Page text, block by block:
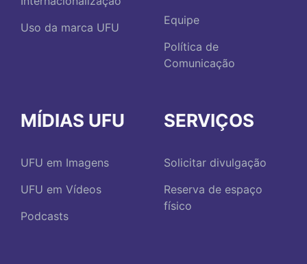
Uso da marca UFU
Equipe
Política de
Comunicação
MÍDIAS UFU
UFU em Imagens
UFU em Vídeos
Podcasts
SERVIÇOS
Solicitar divulgação
Reserva de espaço
físico